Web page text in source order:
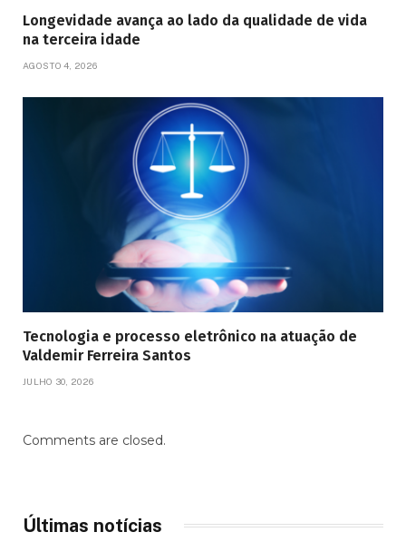
Longevidade avança ao lado da qualidade de vida
na terceira idade
AGOSTO 4, 2026
Tecnologia e processo eletrônico na atuação de
Valdemir Ferreira Santos
JULHO 30, 2026
Comments are closed.
Últimas notícias